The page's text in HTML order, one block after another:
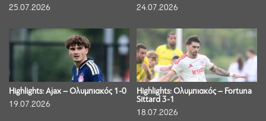
25.07.2026
24.07.2026
Highlights: Ajax – Ολυμπιακός 1-0
19.07.2026
Highlights: Ολυμπιακός – Fortuna
Sittard 3-1
18.07.2026